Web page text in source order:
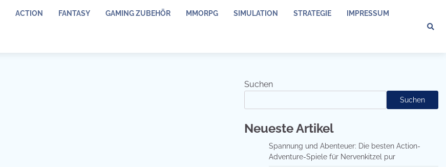
ACTION FANTASY GAMING ZUBEHÖR MMORPG SIMULATION STRATEGIE IMPRESSUM
Suchen
Suchen
Neueste Artikel
Spannung und Abenteuer: Die besten Action-
Adventure-Spiele für Nervenkitzel pur